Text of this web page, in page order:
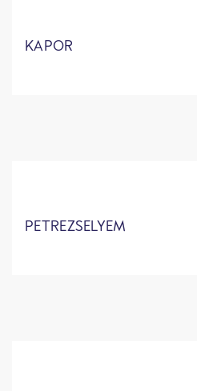
KAPOR
PETREZSELYEM